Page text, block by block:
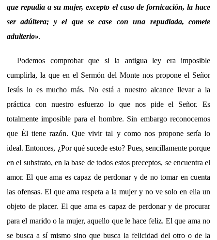
que repudia a su mujer, excepto el caso de fornicación, la hace
ser adúltera; y el que se case con una repudiada, comete
adulterio».
Podemos comprobar que si la antigua ley era imposible
cumplirla, la que en el Sermón del Monte nos propone el Señor
Jesús lo es mucho más. No está a nuestro alcance llevar a la
práctica con nuestro esfuerzo lo que nos pide el Señor. Es
totalmente imposible para el hombre. Sin embargo reconocemos
que Él tiene razón. Que vivir tal y como nos propone sería lo
ideal. Entonces, ¿Por qué sucede esto? Pues, sencillamente porque
en el substrato, en la base de todos estos preceptos, se encuentra el
amor. El que ama es capaz de perdonar y de no tomar en cuenta
las ofensas. El que ama respeta a la mujer y no ve solo en ella un
objeto de placer. El que ama es capaz de perdonar y de procurar
para el marido o la mujer, aquello que le hace feliz. El que ama no
se busca a sí mismo sino que busca la felicidad del otro o de la